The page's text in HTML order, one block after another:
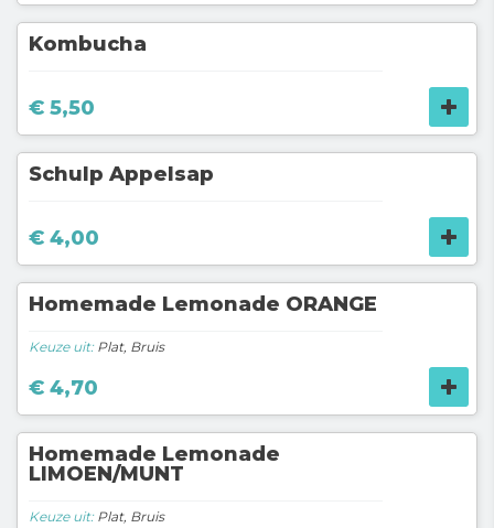
Kombucha
€ 5,50
Schulp Appelsap
€ 4,00
Homemade Lemonade ORANGE
Keuze uit:Plat, Bruis
€ 4,70
Homemade Lemonade
LIMOEN/MUNT
Keuze uit:Plat, Bruis